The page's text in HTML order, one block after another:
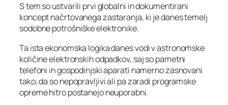
S tem so ustvarili prvi globalni in dokumentirani
koncept načrtovanega zastaranja, ki je danes temelj
sodobne potrošniške elektronike.
Ta ista ekonomska logika danes vodi v astronomske
količine elektronskih odpadkov, saj so pametni
telefoni in gospodinjski aparati namerno zasnovani
tako, da so nepopravljivi ali pa zaradi programske
opreme hitro postanejo neuporabni.